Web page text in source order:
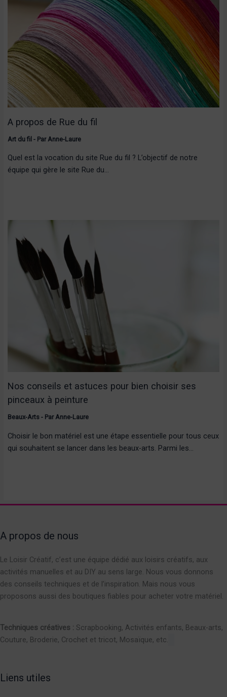
A propos de Rue du fil
Art du fil - Par Anne-Laure
Quel est la vocation du site Rue du fil ? L’objectif de notre
équipe qui gère le site Rue du…
Nos conseils et astuces pour bien choisir ses
pinceaux à peinture
Beaux-Arts- ParAnne-Laure
Choisir le bon matériel est une étape essentielle pour tous ceux
qui souhaitent se lancer dans les beaux-arts. Parmi les…
A propos de nous
Le Loisir Créatif, c’est une équipe dédié aux loisirs créatifs, aux
activités manuelles et au DIY au sens large. Nous vous donnons
des conseils techniques et de l’inspiration. Mais nous vous
proposons aussi des boutiques fiables pour acheter votre matériel.
Techniques créatives : Scrapbooking, Activités enfants, Beaux-arts,
Couture, Broderie, Crochet et tricot, Mosaïque, etc.
Liens utiles